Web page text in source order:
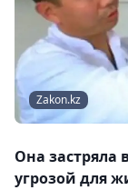
Zakon.kz
Она застряла
угрозой для